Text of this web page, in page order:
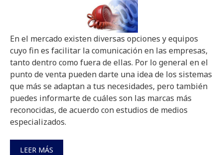
En el mercado existen diversas opciones y equipos
cuyo fin es facilitar la comunicación en las empresas,
tanto dentro como fuera de ellas. Por lo general en el
punto de venta pueden darte una idea de los sistemas
que más se adaptan a tus necesidades, pero también
puedes informarte de cuáles son las marcas más
reconocidas, de acuerdo con estudios de medios
especializados.
LEER MÁS